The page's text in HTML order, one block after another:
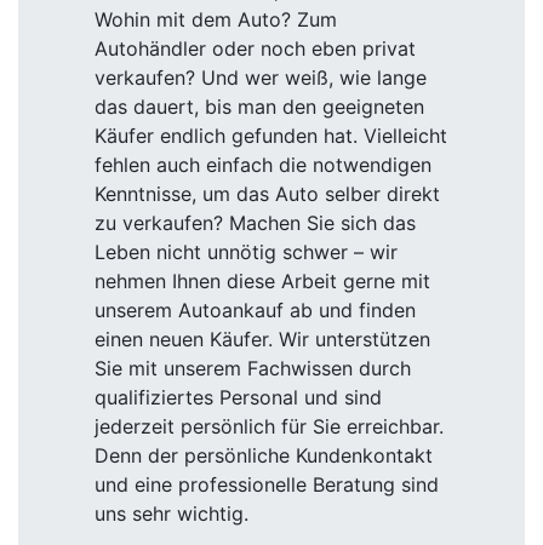
Wohin mit dem Auto? Zum
Autohändler oder noch eben privat
verkaufen? Und wer weiß, wie lange
das dauert, bis man den geeigneten
Käufer endlich gefunden hat. Vielleicht
fehlen auch einfach die notwendigen
Kenntnisse, um das Auto selber direkt
zu verkaufen? Machen Sie sich das
Leben nicht unnötig schwer – wir
nehmen Ihnen diese Arbeit gerne mit
unserem Autoankauf ab und finden
einen neuen Käufer. Wir unterstützen
Sie mit unserem Fachwissen durch
qualifiziertes Personal und sind
jederzeit persönlich für Sie erreichbar.
Denn der persönliche Kundenkontakt
und eine professionelle Beratung sind
uns sehr wichtig.